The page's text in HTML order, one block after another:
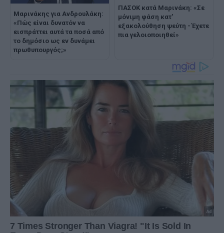
Μαρινάκης για Ανδρουλάκη:
«Πώς είναι δυνατόν να
εισπράττει αυτά τα ποσά από
το δημόσιο ως εν δυνάμει
πρωθυπουργός;»
ΠΑΣΟΚ κατά Μαρινάκη: «Σε
μόνιμη φάση κατ'
εξακολούθηση ψεύτη - Έχετε
πια γελοιοποιηθεί»